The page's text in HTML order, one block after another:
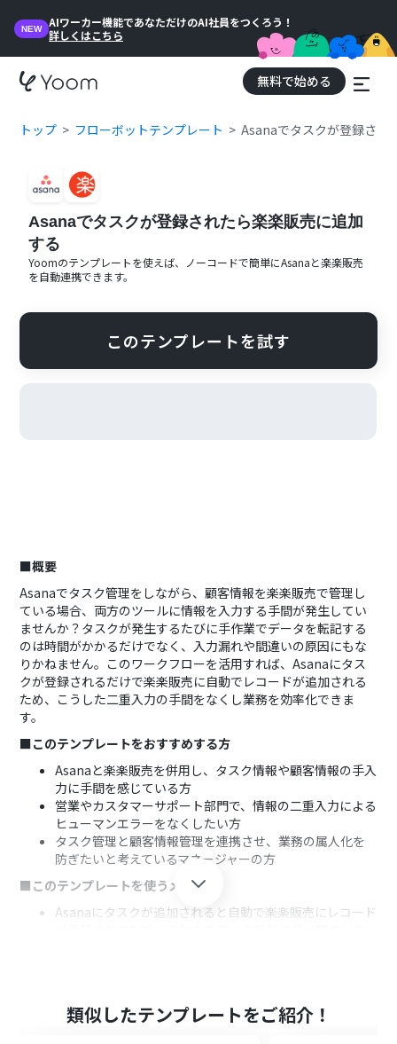
NEW
AIワーカー機能であなただけのAI社員をつくろう！
詳しくはこちら
無料で始める
トップ フローボットテンプレート Asanaでタスクが登録され
Asanaでタスクが登録されたら楽楽販売に追加
する
Yoomのテンプレートを使えば、ノーコードで簡単にAsanaと楽楽販売
を自動連携できます。
このテンプレートを試す
■概要
Asanaでタスク管理をしながら、顧客情報を楽楽販売で管理し
ている場合、両方のツールに情報を入力する手間が発生してい
ませんか？タスクが発生するたびに手作業でデータを転記する
のは時間がかかるだけでなく、入力漏れや間違いの原因にもな
りかねません。このワークフローを活用すれば、Asanaにタス
クが登録されるだけで楽楽販売に自動でレコードが追加される
ため、こうした二重入力の手間をなくし業務を効率化できま
す。
■このテンプレートをおすすめする方
Asanaと楽楽販売を併用し、タスク情報や顧客情報の手入
力に手間を感じている方
営業やカスタマーサポート部門で、情報の二重入力による
ヒューマンエラーをなくしたい方
タスク管理と顧客情報管理を連携させ、業務の属人化を
防ぎたいと考えているマネージャーの方
■このテンプレートを使うメリット
Asanaにタスクが追加されると自動で楽楽販売にレコード
■フローボットの流れ
類似したテンプレートをご紹介！